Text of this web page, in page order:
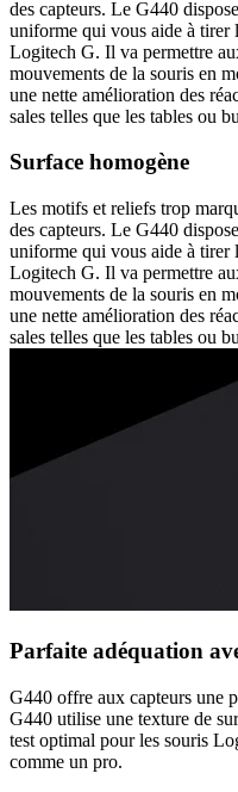
des capteurs. Le G440
uniforme qui vous aide à tirer
Logitech G. Il va permettre
mouvements de la souris en
une nette amélioration des
sales telles que les tables ou
Surface homogène
Les motifs et reliefs trop
des capteurs. Le G440
uniforme qui vous aide à tirer
Logitech G. Il va permettre
mouvements de la souris en
une nette amélioration des
sales telles que les tables ou
Parfaite adéquation
G440 offre aux capteurs une
G440 utilise une texture de
test optimal pour les souris
comme un pro.